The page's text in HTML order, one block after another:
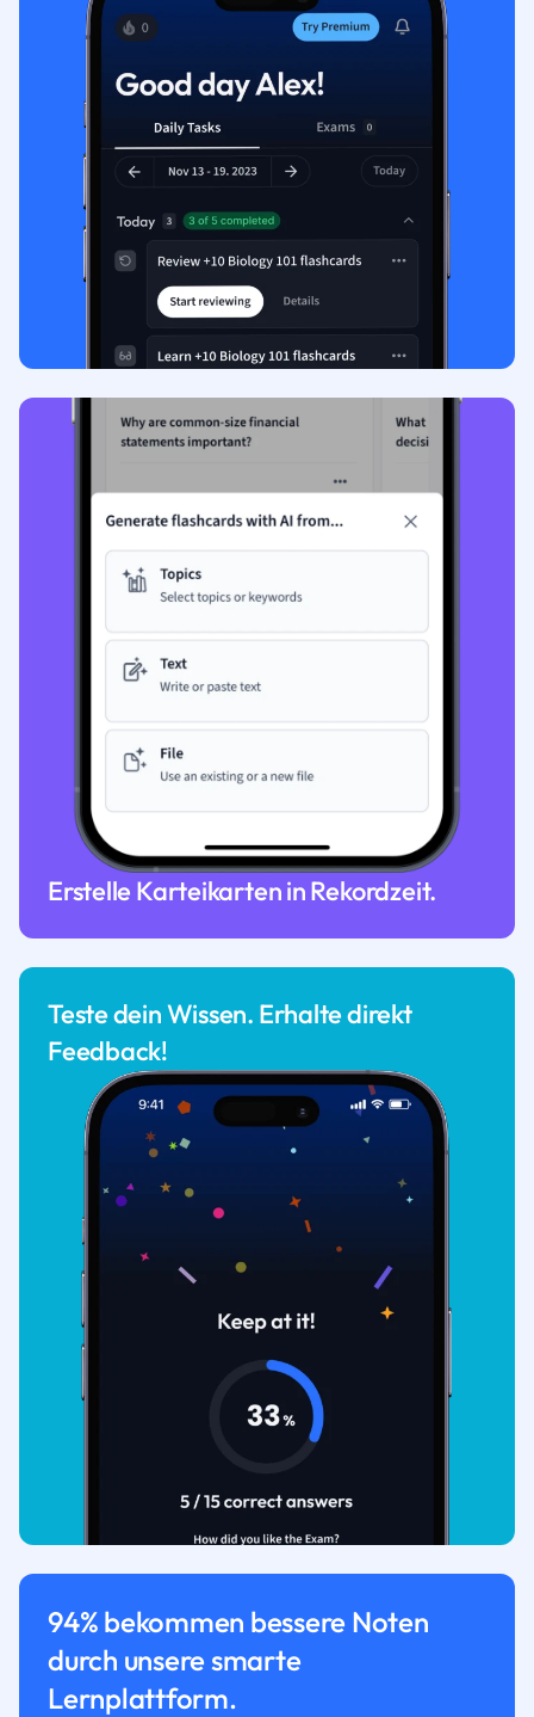
Erstelle Karteikarten in Rekordzeit.
Teste dein Wissen. Erhalte direkt
Feedback!
94% bekommen bessere Noten
durch unsere smarte
Lernplattform.